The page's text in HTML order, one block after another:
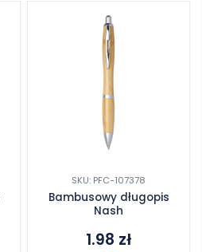
SKU: PFC-107378
Bambusowy długopis
Nash
1.98 zł